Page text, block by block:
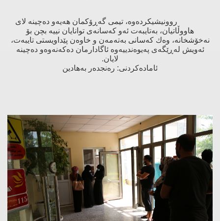
روونیشیكردەوە، تیمی گەڕۆكمان هەیەو دەچینە لای
هاووڵاتیان، بەتایبەت ئەو كەسانەی توانایان نییە بچن بۆ
نەخۆشخانە، وەك كەسانی بەتەمەن و خاوەن پێداویستی تایبەت،
ئەویش لەڕێگەی پەیوەندییەوە ئاگادارمان دەكەنەوەو دەچینە
لایان.
ئاماده‌كردنی: ره‌نجده‌ر به‌هادین